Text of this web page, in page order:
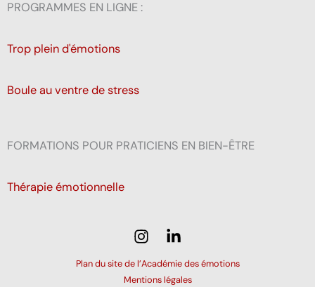
PROGRAMMES EN LIGNE :
Trop plein d'émotions
Boule au ventre de stress
FORMATIONS POUR PRATICIENS EN BIEN-ÊTRE
Thérapie émotionnelle
Plan du site de l’Académie des émotions
Mentions légales